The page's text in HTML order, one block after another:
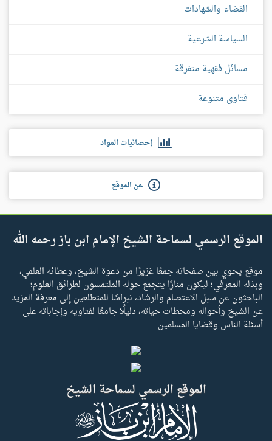
القضاء والشهادات
السياسة الشرعية
مسائل فقهية متفرقة
فتاوى متنوعة
إحصائيات المواد
عن الموقع
الموقع الرسمي لسماحة الشيخ الإمام ابن باز رحمه الله
موقع يحوي بين صفحاته جمعًا غزيرًا من دعوة الشيخ، وعطائه العلمي،
وبذله المعرفي؛ ليكون منارًا يتجمع حوله الملتمسون لطرائق العلوم؛
الباحثون عن سبل الاعتصام والرشاد، نبراسًا للمتطلعين إلى معرفة المزيد
عن الشيخ وأحواله ومحطات حياته، دليلًا جامعًا لفتاويه وإجاباته على
أسئلة الناس وقضايا المسلمين.
الموقع الرسمي لسماحة الشيخ